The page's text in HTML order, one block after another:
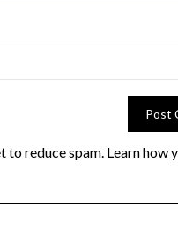
to reduce spam. Learn how